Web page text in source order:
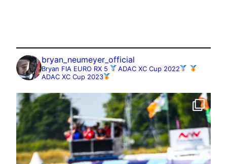
bryan_neumeyer_official
Bryan FIA EURO RX 5
ADAC XC Cup 2022
ADAC XC Cup 2023